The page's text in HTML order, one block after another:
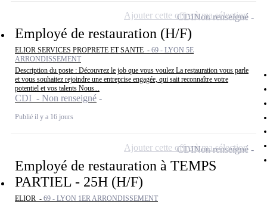
Employé de restauration (H/F)
ELIOR SERVICES PROPRETE ET SANTE - 69 - LYON 5E
ARRONDISSEMENT
Description du poste : Découvrez le job que vous voulez La restauration vous parle
et vous souhaitez rejoindre une entreprise engagée, qui sait reconnaître votre
potentiel et vos talents Nous...
CDI - Non renseigné
Publié il y a 16 jours
CDINon renseigné
Ajouter cette offre à ma sélection
Employé de restauration à TEMPS
PARTIEL - 25H (H/F)
ELIOR - 69 - LYON 1ER ARRONDISSEMENT
CDINon renseigné
Ajouter cette offre à ma sélection